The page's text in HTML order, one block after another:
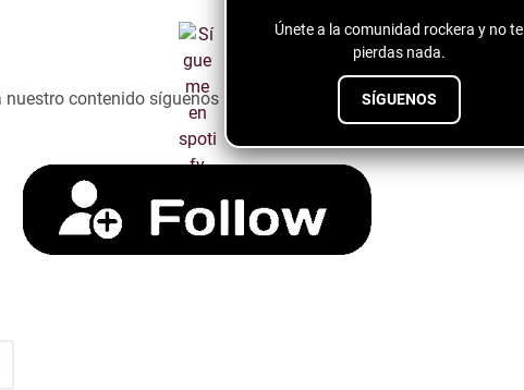
Únete a la comunidad rockera y no te
pierdas nada.
SÍGUENOS
contenido síguenos a través del siguiente botón ↓↓↓↓